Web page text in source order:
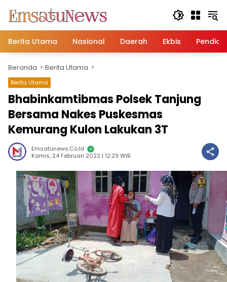
konten
Berita Utama
Nasional Daerah Ekbis
Beranda Berita Utama
Berita Utama
Bhabinkamtibmas Polsek Tanjung
Bersama Nakes Puskesmas
Kemurang Kulon Lakukan 3T
Emsatunews.co.id
Kamis, 24 Februari 2022 | 12:29 WIB